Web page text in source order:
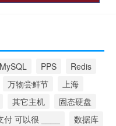
MySQL PPS
Redis
万物尝鲜节
上海
其它主机
固态硬盘
付 可以很 ____
数据库